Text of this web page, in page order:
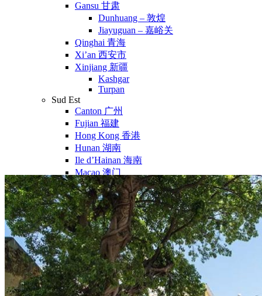
Gansu 甘肃
Dunhuang – 敦煌
Jiayuguan – 嘉峪关
Qinghai 青海
Xi’an 西安市
Xinjiang 新疆
Kashgar
Turpan
Sud Est
Canton 广州
Fujian 福建
Hong Kong 香港
Hunan 湖南
Ile d’Hainan 海南
Macao 澳门
Taïwan 台湾
Shenzhen
Sud Ouest
Chongqing 重庆
Guangxi 广西
Guizhou 贵州
Hubei
Sichuan 四川
Tibet 西藏
Yunnan 云南